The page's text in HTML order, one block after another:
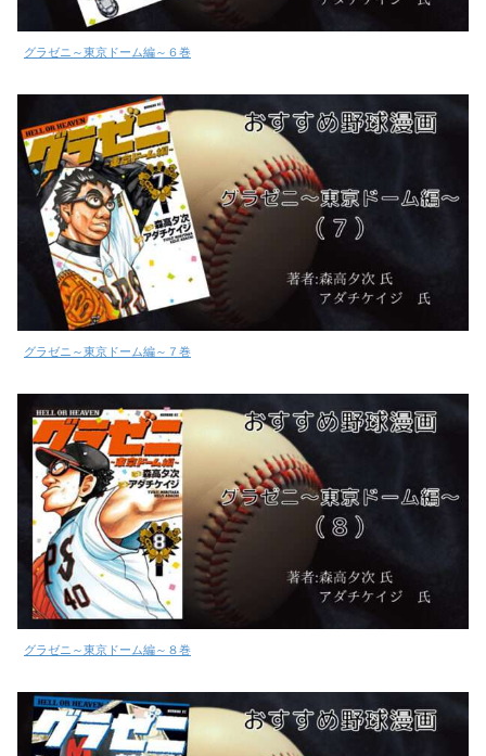
グラゼニ～東京ドーム編～６巻
グラゼニ～東京ドーム編～７巻
グラゼニ～東京ドーム編～８巻